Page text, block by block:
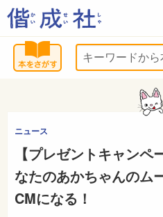
ニュース
【プレゼントキャン
なたのあかちゃんのム
CMになる！